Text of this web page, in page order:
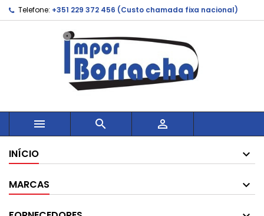
Telefone: +351 229 372 456 (Custo chamada fixa nacional)
  
INÍCIO
MARCAS